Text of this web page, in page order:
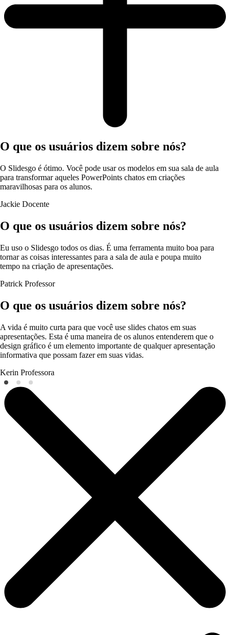
O que os usuários dizem sobre nós?
O Slidesgo é ótimo. Você pode usar os modelos em sua sala de aula
para transformar aqueles PowerPoints chatos em criações
maravilhosas para os alunos.
Jackie Docente
O que os usuários dizem sobre nós?
Eu uso o Slidesgo todos os dias. É uma ferramenta muito boa para
tornar as coisas interessantes para a sala de aula e poupa muito
tempo na criação de apresentações.
Patrick Professor
O que os usuários dizem sobre nós?
A vida é muito curta para que você use slides chatos em suas
apresentações. Esta é uma maneira de os alunos entenderem que o
design gráfico é um elemento importante de qualquer apresentação
informativa que possam fazer em suas vidas.
Kerin Professora